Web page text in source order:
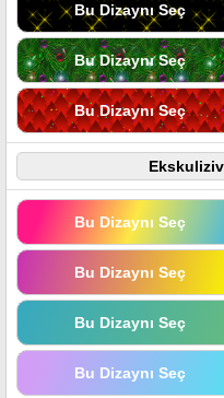
Bu Dizaynı Seç
Bu Dizaynı Seç
Bu Dizaynı Seç
Bu Dizaynı Seç
Bu Dizaynı Seç
Bu Dizaynı Seç
Bu Dizaynı Seç